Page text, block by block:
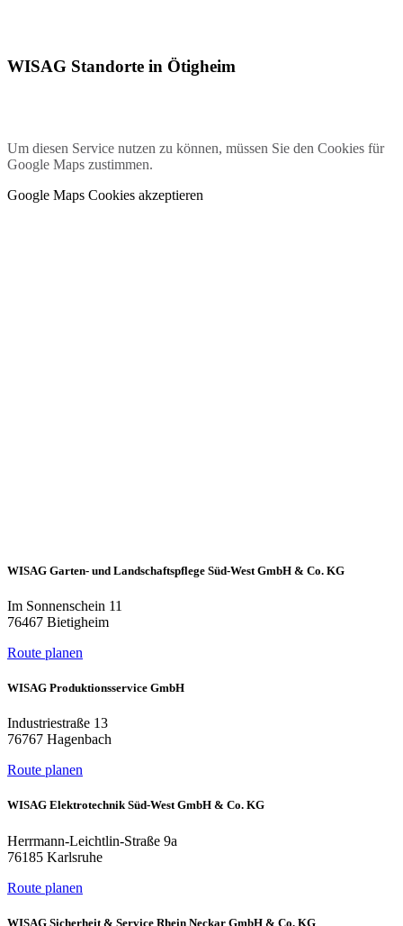
WISAG Standorte in Ötigheim
Um diesen Service nutzen zu können, müssen Sie den Cookies für
Google Maps zustimmen.
Google Maps Cookies akzeptieren
WISAG Garten- und Landschaftspflege Süd-West GmbH & Co. KG
Im Sonnenschein 11
76467 Bietigheim
Route planen
WISAG Produktionsservice GmbH
Industriestraße 13
76767 Hagenbach
Route planen
WISAG Elektrotechnik Süd-West GmbH & Co. KG
Herrmann-Leichtlin-Straße 9a
76185 Karlsruhe
Route planen
WISAG Sicherheit & Service Rhein Neckar GmbH & Co. KG